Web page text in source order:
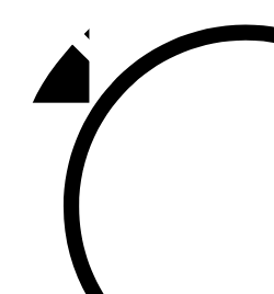
92,9 FM
Базарлы матак
107,1 FM
Балык бистәсе
104,9 FM
Баулы